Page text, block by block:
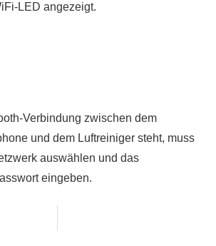
LED angezeigt.
Verbindung zwischen dem
und dem Luftreiniger steht, muss
auswählen und das
eingeben.